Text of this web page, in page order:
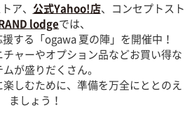
ア、 公式Yahoo!店、コンセプトスト
lodgeでは、
する「ogawa 夏の陣」を開催中！
ャーやオプション品などお買い得な
が盛りだくさん。
しむために、準備を万全にととのえ
ましょう！